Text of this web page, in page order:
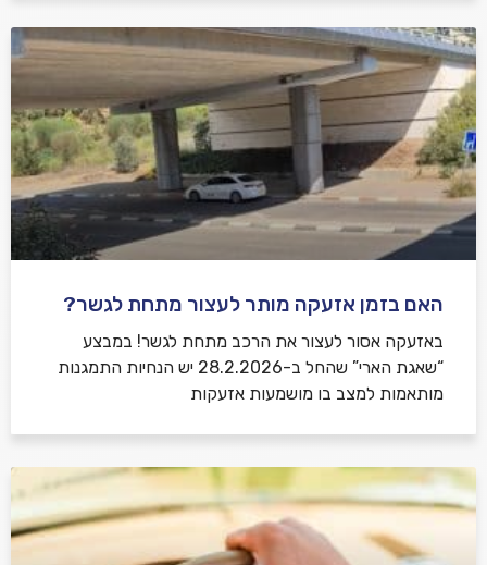
האם בזמן אזעקה מותר לעצור מתחת לגשר?
באזעקה אסור לעצור את הרכב מתחת לגשר! במבצע
“שאגת הארי” שהחל ב-28.2.2026 יש הנחיות התמגנות
מותאמות למצב בו מושמעות אזעקות